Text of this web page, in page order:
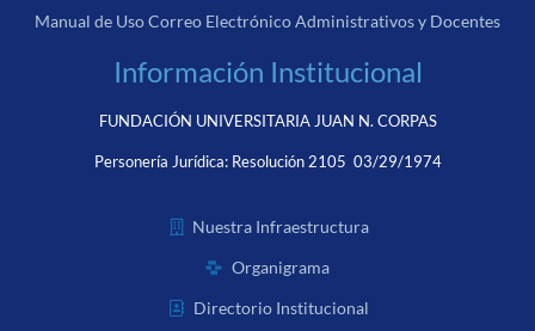
Manual de Uso Correo Electrónico Administrativos y Docentes
Información Institucional
FUNDACIÓN UNIVERSITARIA JUAN N. CORPAS
Personería Jurídica: Resolución 2105 03/29/1974
Nuestra Infraestructura
Organigrama
Directorio Institucional